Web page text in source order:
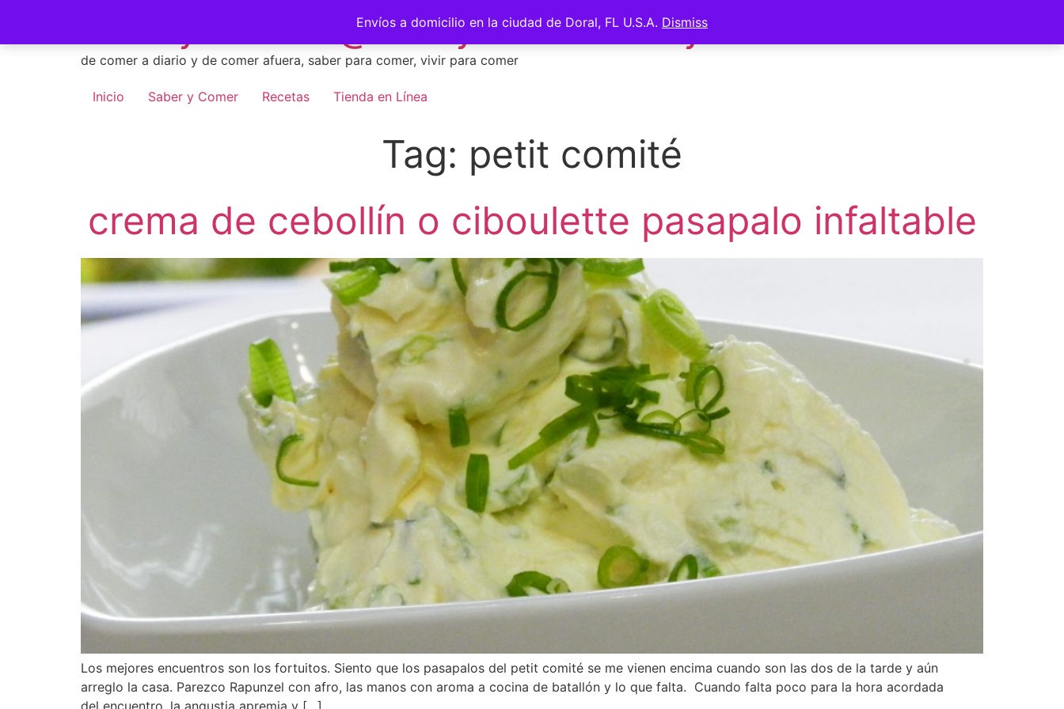
Envíos a domicilio en la ciudad de Doral, FL U.S.A. Dismiss
content
Saber y Comer - @saberycomer #saberycomer
de comer a diario y de comer afuera, saber para comer, vivir para comer
Inicio Saber y Comer Recetas Tienda en Línea
Tag: petit comité
crema de cebollín o ciboulette pasapalo infaltable
Los mejores encuentros son los fortuitos. Siento que los pasapalos del petit comité se me vienen encima cuando son las dos de la tarde y aún
arreglo la casa. Parezco Rapunzel con afro, las manos con aroma a cocina de batallón y lo que falta. Cuando falta poco para la hora acordada
del encuentro, la angustia apremia y […]